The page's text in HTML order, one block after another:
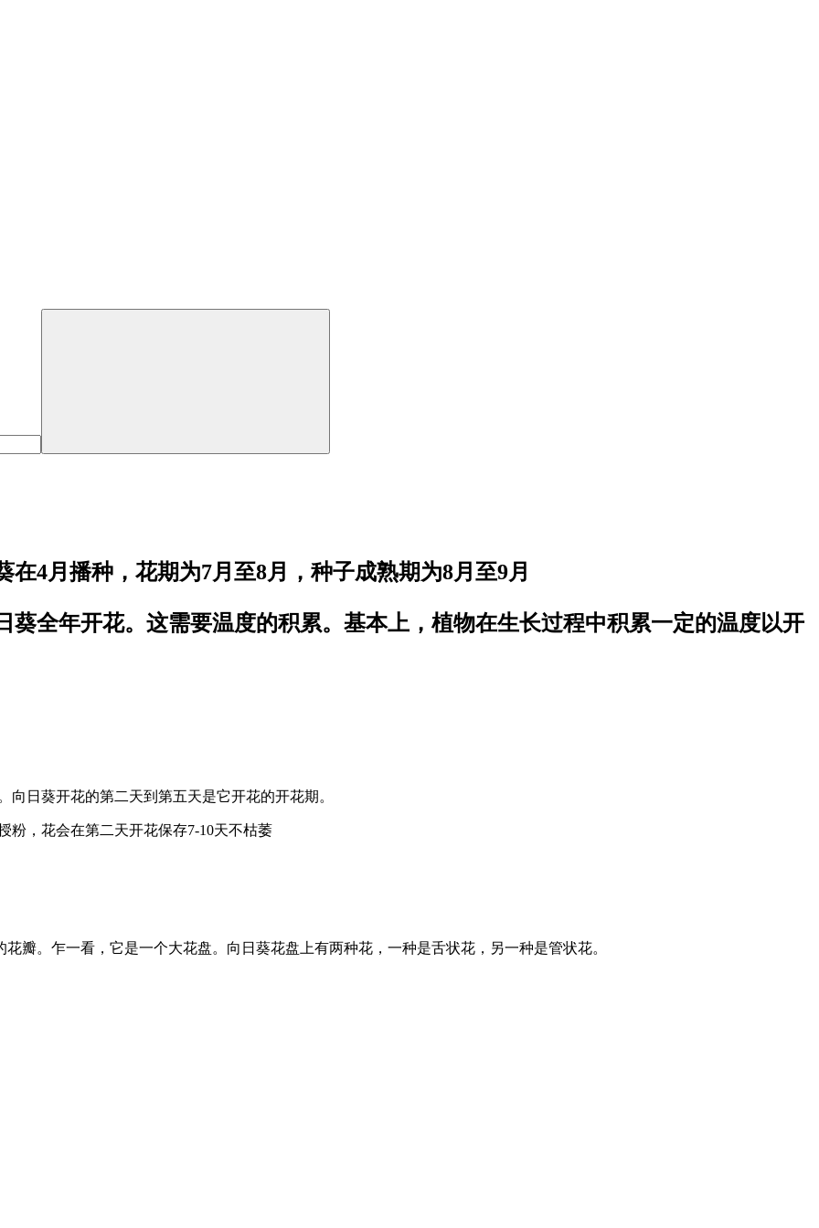
4月播种，花期为7月至8月，种子成熟期为8月至9月
葵全年开花。这需要温度的积累。基本上，植物在生长过程中积累一定的温度以开
日葵开花的第二天到第五天是它开花的开花期。
粉，花会在第二天开花保存7-10天不枯萎
瓣。乍一看，它是一个大花盘。向日葵花盘上有两种花，一种是舌状花，另一种是管状花。